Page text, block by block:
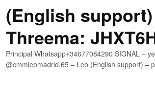
(English
Threema:
Principal Whatsapp+34677084290 SIGNAL –
@cmmleomadrid.65 – Leo (English support) –